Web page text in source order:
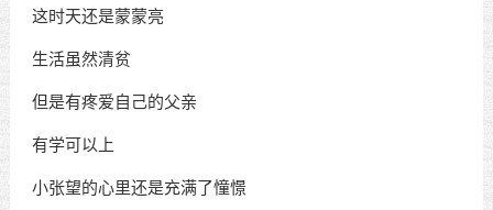
这时天还是蒙蒙亮
生活虽然清贫
但是有疼爱自己的父亲
有学可以上
小张望的心里还是充满了憧憬